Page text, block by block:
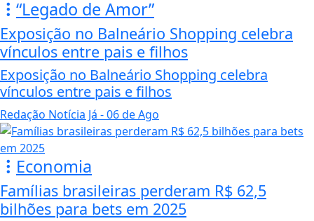
“Legado de Amor”
Exposição no Balneário Shopping celebra
vínculos entre pais e filhos
Exposição no Balneário Shopping celebra
vínculos entre pais e filhos
Redação Notícia Já - 06 de Ago
Economia
Famílias brasileiras perderam R$ 62,5
bilhões para bets em 2025